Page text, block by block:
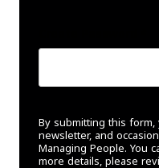
By submitting this
newsletter, and
Managing People. You
more details, please